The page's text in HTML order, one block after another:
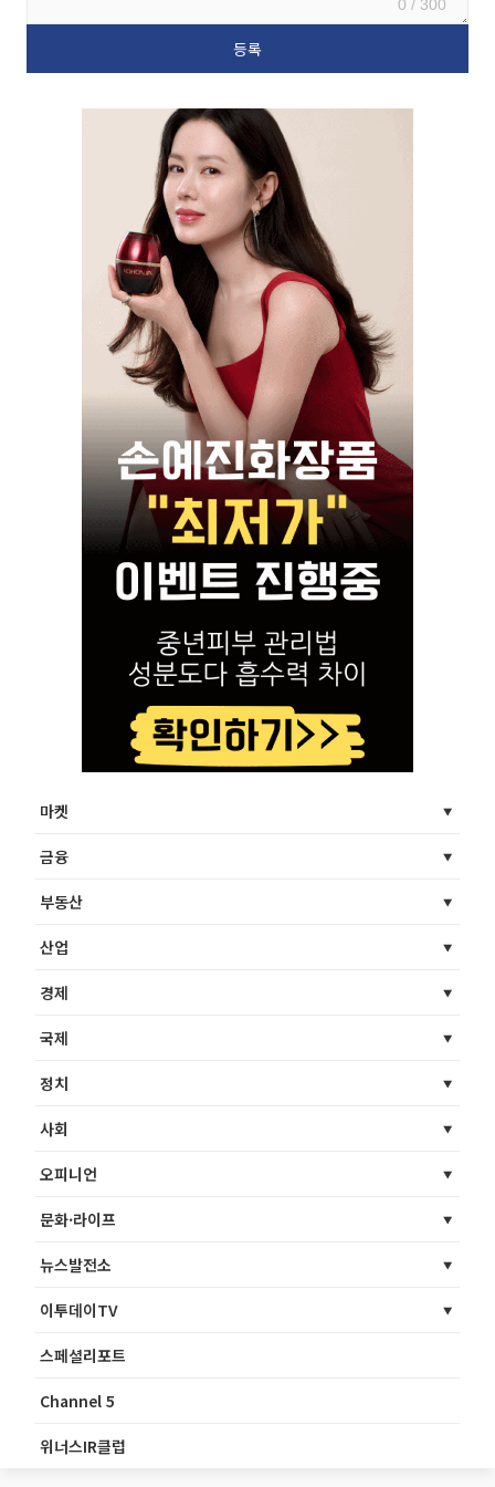
0 / 300
마켓
금융
부동산
산업
경제
국제
정치
사회
오피니언
문화·라이프
뉴스발전소
이투데이TV
스페셜리포트
Channel 5
위너스IR클럽